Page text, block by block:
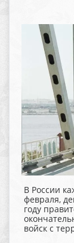
В России
февраля,
году
войск с